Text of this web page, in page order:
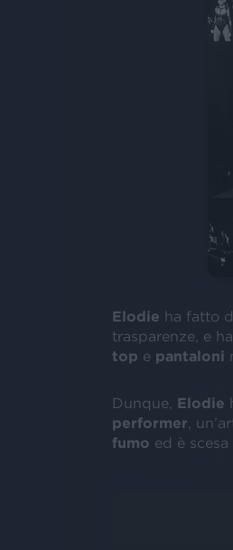
Elodie ha fatto
trasparenze, e
top e pantaloni
Dunque, Elodie
performer ,
fumo ed è